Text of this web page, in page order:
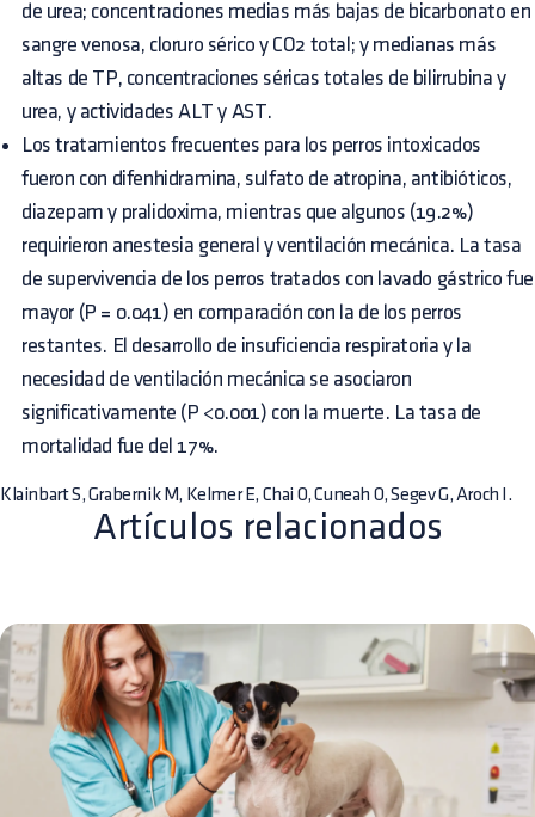
de urea; concentraciones medias más bajas de bicarbonato en
sangre venosa, cloruro sérico y CO2 total; y medianas más
altas de TP, concentraciones séricas totales de bilirrubina y
urea, y actividades ALT y AST.
Los tratamientos frecuentes para los perros intoxicados
fueron con difenhidramina, sulfato de atropina, antibióticos,
diazepam y pralidoxima, mientras que algunos (19.2%)
requirieron anestesia general y ventilación mecánica. La tasa
de supervivencia de los perros tratados con lavado gástrico fue
mayor (P = 0.041) en comparación con la de los perros
restantes. El desarrollo de insuficiencia respiratoria y la
necesidad de ventilación mecánica se asociaron
significativamente (P <0.001) con la muerte. La tasa de
mortalidad fue del 17%.
Klainbart S, Grabernik M, Kelmer E, Chai O, Cuneah O, Segev G, Aroch I.
Artículos relacionados